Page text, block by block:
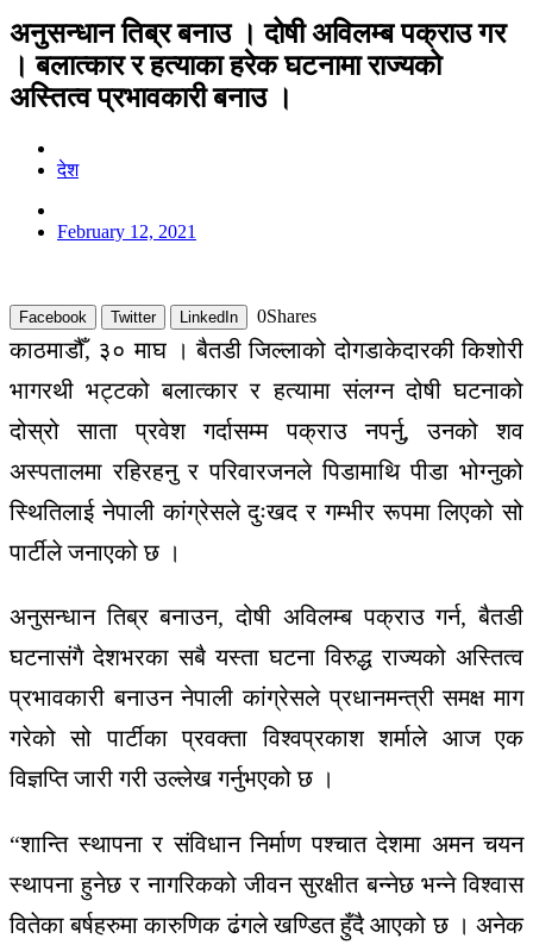
अनुसन्धान तिब्र बनाउ । दोषी अविलम्ब पक्राउ गर
। बलात्कार र हत्याका हरेक घटनामा राज्यको
अस्तित्व प्रभावकारी बनाउ ।
देश
February 12, 2021
Facebook Twitter LinkedIn 0Shares
काठमाडौँ, ३० माघ । बैतडी जिल्लाको दोगडाकेदारकी किशोरी
भागरथी भट्टको बलात्कार र हत्यामा संलग्न दोषी घटनाको
दोस्रो साता प्रवेश गर्दासम्म पक्राउ नपर्नु, उनको शव
अस्पतालमा रहिरहनु र परिवारजनले पिडामाथि पीडा भोग्नुको
स्थितिलाई नेपाली कांग्रेसले दुःखद र गम्भीर रूपमा लिएको सो
पार्टीले जनाएको छ ।
अनुसन्धान तिब्र बनाउन, दोषी अविलम्ब पक्राउ गर्न, बैतडी
घटनासंगै देशभरका सबै यस्ता घटना विरुद्ध राज्यको अस्तित्व
प्रभावकारी बनाउन नेपाली कांग्रेसले प्रधानमन्त्री समक्ष माग
गरेको सो पार्टीका प्रवक्ता विश्वप्रकाश शर्माले आज एक
विज्ञप्ति जारी गरी उल्लेख गर्नुभएको छ ।
“शान्ति स्थापना र संविधान निर्माण पश्चात देशमा अमन चयन
स्थापना हुनेछ र नागरिकको जीवन सुरक्षीत बन्नेछ भन्ने विश्वास
वितेका बर्षहरुमा कारुणिक ढंगले खण्डित हुँदै आएको छ । अनेक